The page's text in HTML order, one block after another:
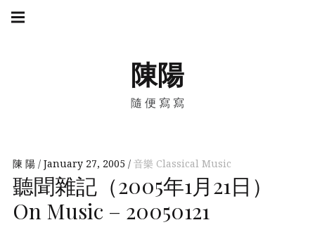
Skip
陳陽
隨便寫寫
navigation
陳 陽 January 27, 2005 音樂 Classical Music
聽聞雜記（2005年1月21日）
On Music – 20050121